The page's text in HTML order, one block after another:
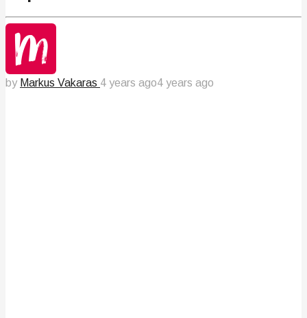
by Markus Vakaras 4 years ago4 years ago